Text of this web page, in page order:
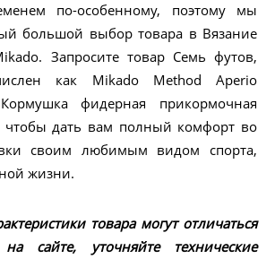
по-особенному, поэтому мы
большой выбор товара в Вязание
Запросите товар Семь футов,
как Mikado Method Aperio
фидерная прикормочная
чтобы дать вам полный комфорт во
своим любимым видом спорта,
жизни.
товара могут отличаться
сайте, уточняйте технические